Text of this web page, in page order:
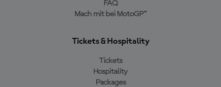
FAQ
Mach mit bei MotoGP™
Tickets & Hospitality
Tickets
Hospitality
Packages